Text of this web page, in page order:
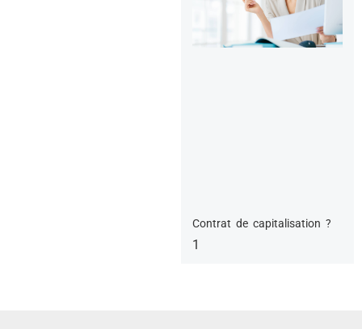
Contrat de capitalisation ?